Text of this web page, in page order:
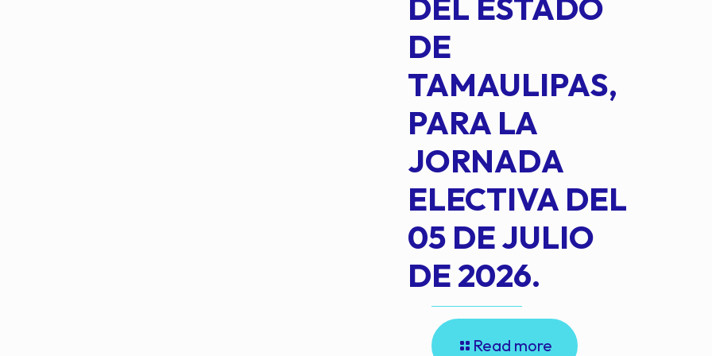
DEL ESTADO
DE
TAMAULIPAS,
PARA LA
JORNADA
ELECTIVA DEL
05 DE JULIO
DE 2026.
Read more